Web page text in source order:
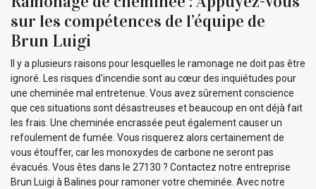
sur les compétences de l’équipe de
Brun Luigi
Il y a plusieurs raisons pour lesquelles le ramonage ne doit pas être
ignoré. Les risques d'incendie sont au cœur des inquiétudes pour
une cheminée mal entretenue. Vous avez sûrement conscience
que ces situations sont désastreuses et beaucoup en ont déjà fait
les frais. Une cheminée encrassée peut également causer un
refoulement de fumée. Vous risquerez alors certainement de
vous étouffer, car les monoxydes de carbone ne seront pas
évacués. Vous êtes dans le 27130 ? Contactez notre entreprise
Brun Luigi à Balines pour ramoner votre cheminée. Avec notre